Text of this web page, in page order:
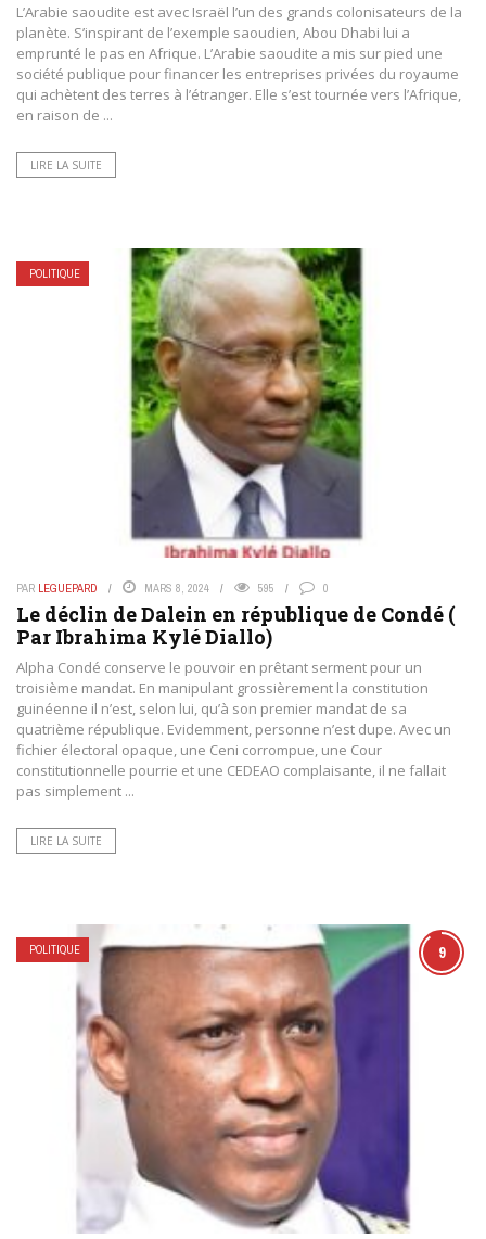
L’Arabie saoudite est avec Israël l’un des grands colonisateurs de la
planète. S’inspirant de l’exemple saoudien, Abou Dhabi lui a
emprunté le pas en Afrique. L’Arabie saoudite a mis sur pied une
société publique pour financer les entreprises privées du royaume
qui achètent des terres à l’étranger. Elle s’est tournée vers l’Afrique,
en raison de ...
LIRE LA SUITE
POLITIQUE
PAR LEGUEPARD MARS 8, 2024 595 0
Le déclin de Dalein en république de Condé (
Par Ibrahima Kylé Diallo)
Alpha Condé conserve le pouvoir en prêtant serment pour un
troisième mandat. En manipulant grossièrement la constitution
guinéenne il n’est, selon lui, qu’à son premier mandat de sa
quatrième république. Evidemment, personne n’est dupe. Avec un
fichier électoral opaque, une Ceni corrompue, une Cour
constitutionnelle pourrie et une CEDEAO complaisante, il ne fallait
pas simplement ...
LIRE LA SUITE
9
POLITIQUE